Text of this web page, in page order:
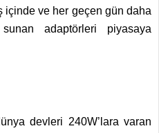
içinde ve her geçen gün daha
adaptörleri piyasaya
devleri 240W’lara varan